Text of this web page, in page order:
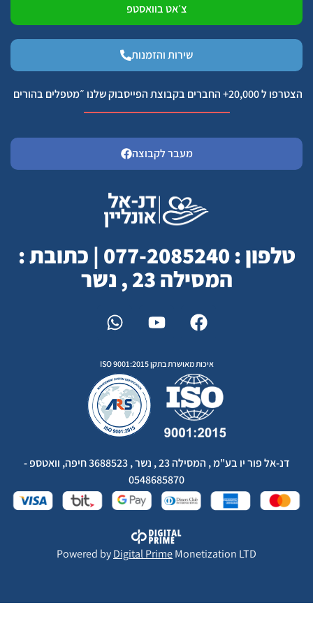
צ׳אט בוואסטפ
שירות והזמנות
הצטרפו ל 20,000+ החברים בקבוצת הפייסבוק שלנו ״מטפלים בהורים
מעבר לקבוצה
טלפון : 077-2085240 | כתובת :
המסילה 23 , נשר
איכות מאושרת בתקן ISO 9001:2015
דנ-אל פור יו בע"מ , המסילה 23 , נשר , 3688523 חיפה, וואטספ -
0548685870
Powered byDigital PrimeMonetization LTD